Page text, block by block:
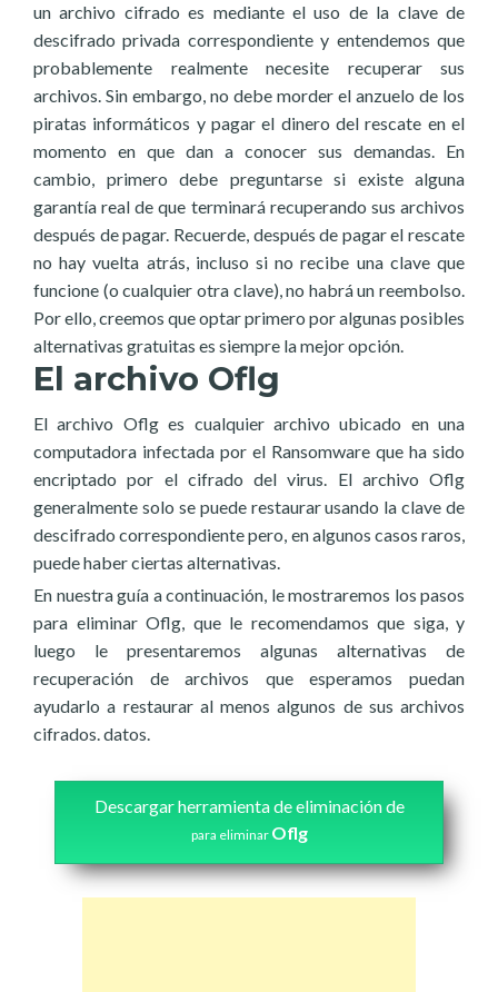
un archivo cifrado es mediante el uso de la clave de
descifrado privada correspondiente y entendemos que
probablemente realmente necesite recuperar sus
archivos. Sin embargo, no debe morder el anzuelo de los
piratas informáticos y pagar el dinero del rescate en el
momento en que dan a conocer sus demandas. En
cambio, primero debe preguntarse si existe alguna
garantía real de que terminará recuperando sus archivos
después de pagar. Recuerde, después de pagar el rescate
no hay vuelta atrás, incluso si no recibe una clave que
funcione (o cualquier otra clave), no habrá un reembolso.
Por ello, creemos que optar primero por algunas posibles
alternativas gratuitas es siempre la mejor opción.
El archivo Oflg
El archivo Oflg es cualquier archivo ubicado en una
computadora infectada por el Ransomware que ha sido
encriptado por el cifrado del virus. El archivo Oflg
generalmente solo se puede restaurar usando la clave de
descifrado correspondiente pero, en algunos casos raros,
puede haber ciertas alternativas.
En nuestra guía a continuación, le mostraremos los pasos
para eliminar Oflg, que le recomendamos que siga, y
luego le presentaremos algunas alternativas de
recuperación de archivos que esperamos puedan
ayudarlo a restaurar al menos algunos de sus archivos
cifrados. datos.
Descargar herramienta de eliminación de
para eliminar Oflg